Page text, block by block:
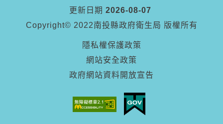
更新日期 2026-08-07
Copyright© 2022南投縣政府衛生局 版權所有
隱私權保護政策
網站安全政策
政府網站資料開放宣告